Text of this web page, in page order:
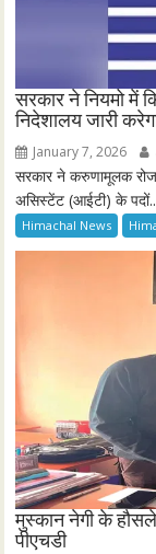
सरकार ने नियमो में
निदेशालय जारी
January 7, 2026
सरकार ने करुणामूलक
असिस्टेंट (आईटी) के
Himachal News
मुस्कान नेगी के हौसले
पीएचडी